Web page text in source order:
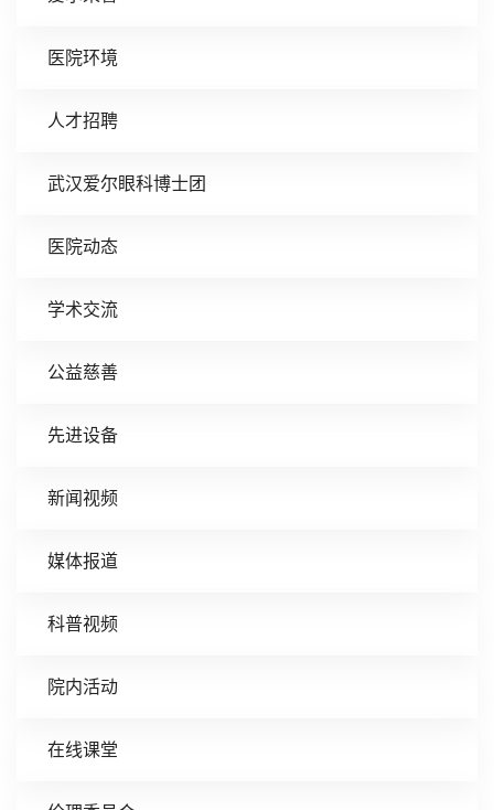
医院环境
人才招聘
武汉爱尔眼科博士团
医院动态
学术交流
公益慈善
先进设备
新闻视频
媒体报道
科普视频
院内活动
在线课堂